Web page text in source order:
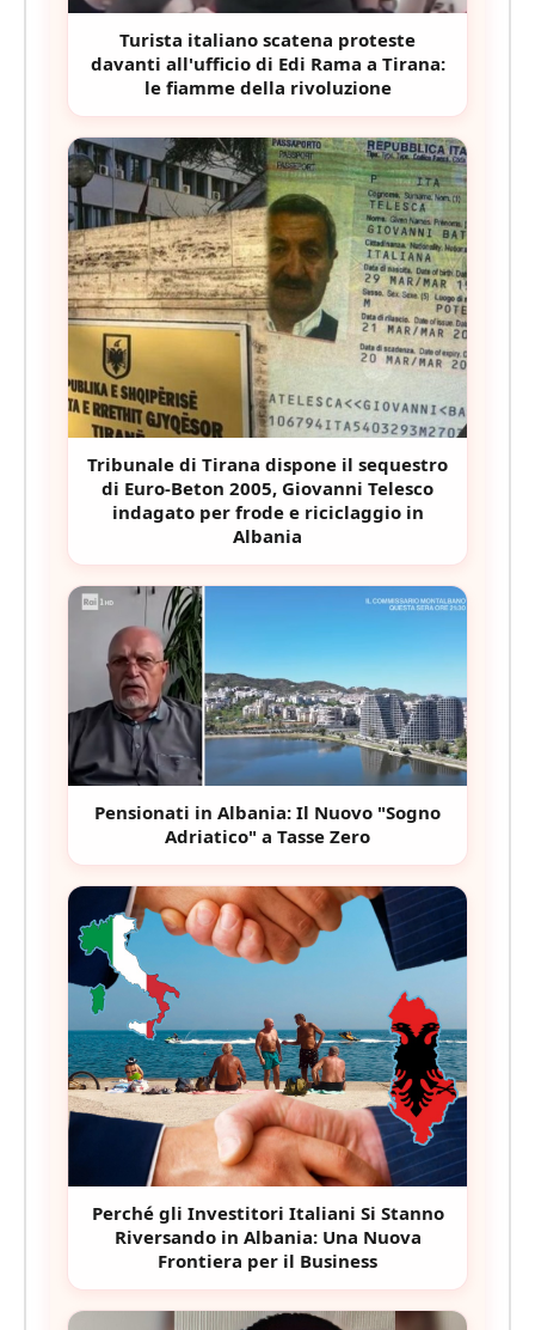
Turista italiano scatena proteste
davanti all'ufficio di Edi Rama a Tirana:
le fiamme della rivoluzione
Tribunale di Tirana dispone il sequestro
di Euro-Beton 2005, Giovanni Telesco
indagato per frode e riciclaggio in
Albania
Pensionati in Albania: Il Nuovo "Sogno
Adriatico" a Tasse Zero
Perché gli Investitori Italiani Si Stanno
Riversando in Albania: Una Nuova
Frontiera per il Business